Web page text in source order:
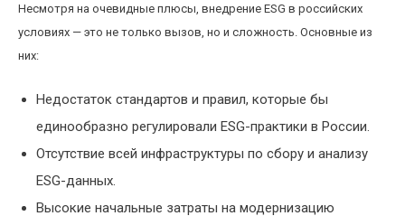
Несмотря на очевидные плюсы, внедрение ESG в российских
условиях — это не только вызов, но и сложность. Основные из
них:
Недостаток стандартов и правил, которые бы
единообразно регулировали ESG-практики в России.
Отсутствие всей инфраструктуры по сбору и анализу
ESG-данных.
Высокие начальные затраты на модернизацию